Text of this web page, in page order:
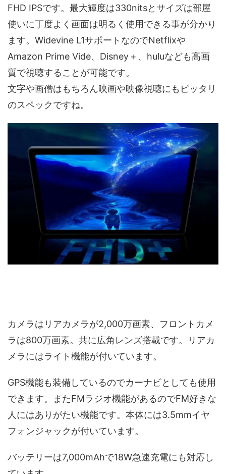
FHD IPSです。最大輝度は330nitsとサイズは部屋
使いに丁度よく画面は明るく使用できる事が分かり
ます。Widevine L1サポートなのでNetflixや
Amazon Prime Vide、Disney＋、huluなども高画
質で視聴することが可能です。
文字や画僧はもちろん映画や映像視聴にもピッタリ
のスペックですね。
カメラはリアカメラが2,000万画素、フロントカメ
ラは800万画素。共に広角レンズ搭載です。リアカ
メラにはライト機能が付いています。
GPS機能も装備しているのでカーナビとしても使用
できます。またFMラジオ機能があるのでFM好きな
人にはありがたい機能です。本体には3.5mmイヤ
フォンジャックが付いています。
バッテリーは7,000mAhで18W急速充電にも対応し